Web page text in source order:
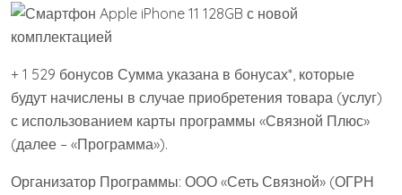
+ 1 529 бонусов Сумма указана в бонусах*, которые
будут начислены в случае приобретения товара (услуг)
с использованием карты программы «Связной Плюс»
(далее – «Программа»).
Организатор Программы: ООО «Сеть Связной» (ОГРН